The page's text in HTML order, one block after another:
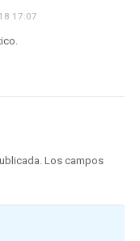
17:07
Los campos